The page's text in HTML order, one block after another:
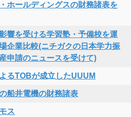
ホールディングスの財務諸表を
響を受ける学習塾・予備校を運
企業比較(ニチガクの日本学力振
申請のニュースを受けて)
るTOBが成立したUUUM
船井電機の財務諸表
ス